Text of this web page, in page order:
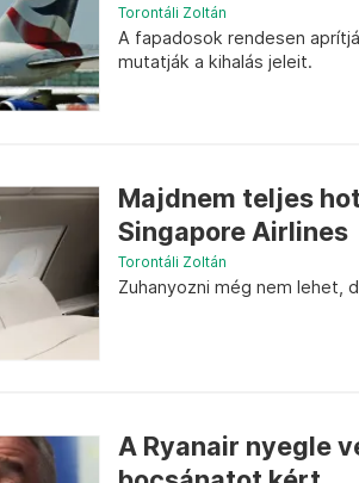
Torontáli Zoltán
A fapadosok rendesen
mutatják a kihalás jeleit.
Majdnem teljes
Singapore Airlines
Torontáli Zoltán
Zuhanyozni még nem lehet,
A Ryanair nyegle